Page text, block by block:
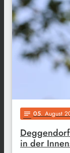
notes 05. August
in der